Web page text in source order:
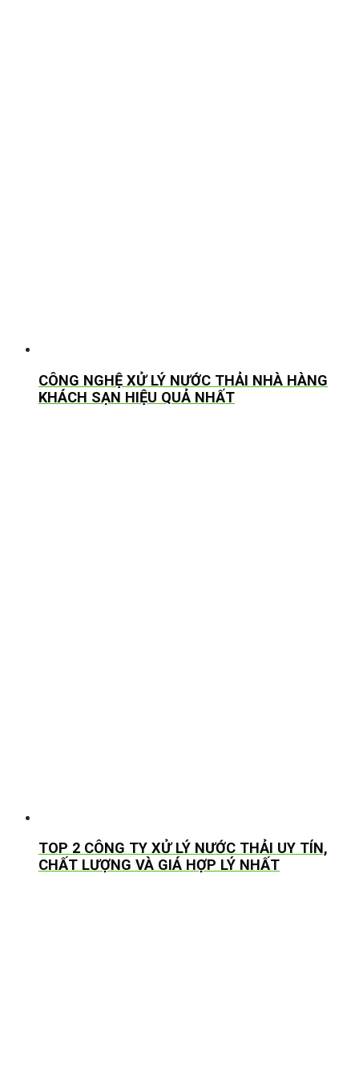
CÔNG NGHỆ XỬ LÝ NƯỚC THẢI NHÀ HÀNG
KHÁCH SẠN HIỆU QUẢ NHẤT
TOP 2 CÔNG TY XỬ LÝ NƯỚC THẢI UY TÍN,
CHẤT LƯỢNG VÀ GIÁ HỢP LÝ NHẤT